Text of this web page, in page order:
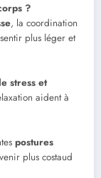
?
, la coordination
plus léger et
stress et
aident à
postures
plus costaud